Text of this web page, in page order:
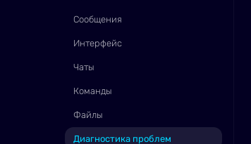
Сообщения
Интерфейс
Чаты
Команды
Файлы
Диагностика проблем